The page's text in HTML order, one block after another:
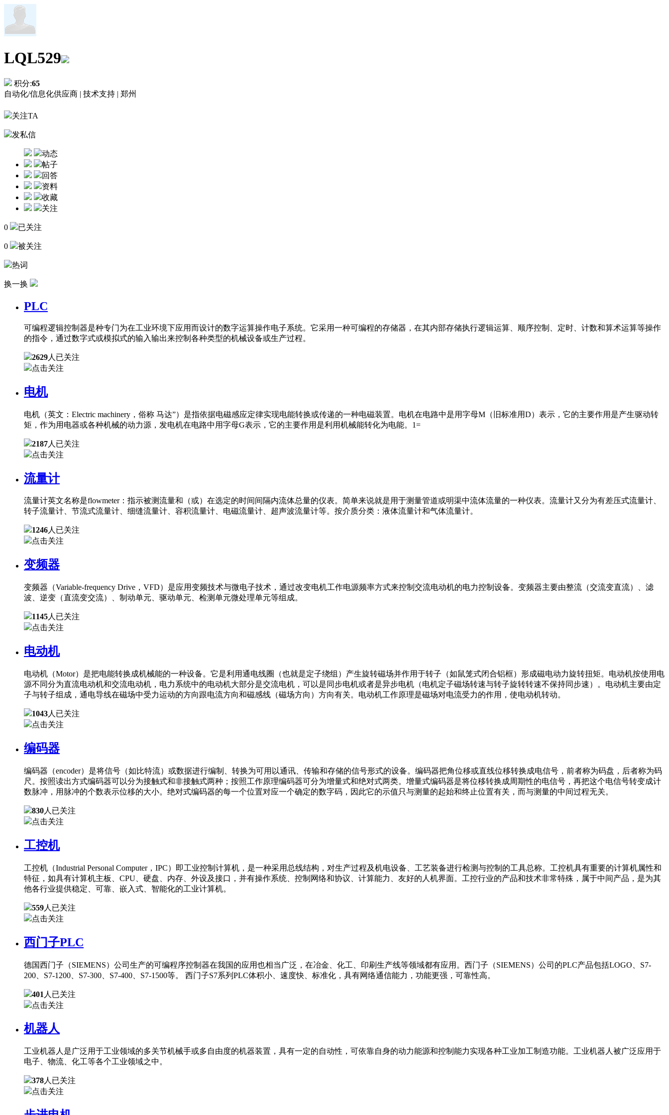
LQL529
积分:65
自动化/信息化供应商 | 技术支持 | 郑州
关注TA
发私信
动态
帖子
回答
资料
收藏
关注
0 已关注
0 被关注
热词
换一换
PLC
可编程逻辑控制器是种专门为在工业环境下应用而设计的数字运算操作电子系统。它采用一种可编程的存储器，在其内部存储执行逻辑运算、顺序控制、定时、计数和算术运算等操作
的指令，通过数字式或模拟式的输入输出来控制各种类型的机械设备或生产过程。
2629人已关注
点击关注
电机
电机（英文：Electric machinery，俗称 马达”）是指依据电磁感应定律实现电能转换或传递的一种电磁装置。电机在电路中是用字母M（旧标准用D）表示，它的主要作用是产生驱动转
矩，作为用电器或各种机械的动力源，发电机在电路中用字母G表示，它的主要作用是利用机械能转化为电能。1=
2187人已关注
点击关注
流量计
流量计英文名称是flowmeter：指示被测流量和（或）在选定的时间间隔内流体总量的仪表。简单来说就是用于测量管道或明渠中流体流量的一种仪表。流量计又分为有差压式流量计、
转子流量计、节流式流量计、细缝流量计、容积流量计、电磁流量计、超声波流量计等。按介质分类：液体流量计和气体流量计。
1246人已关注
点击关注
变频器
变频器（Variable-frequency Drive，VFD）是应用变频技术与微电子技术，通过改变电机工作电源频率方式来控制交流电动机的电力控制设备。变频器主要由整流（交流变直流）、滤
波、逆变（直流变交流）、制动单元、驱动单元、检测单元微处理单元等组成。
1145人已关注
点击关注
电动机
电动机（Motor）是把电能转换成机械能的一种设备。它是利用通电线圈（也就是定子绕组）产生旋转磁场并作用于转子（如鼠笼式闭合铝框）形成磁电动力旋转扭矩。电动机按使用电
源不同分为直流电动机和交流电动机，电力系统中的电动机大部分是交流电机，可以是同步电机或者是异步电机（电机定子磁场转速与转子旋转转速不保持同步速）。电动机主要由定
子与转子组成，通电导线在磁场中受力运动的方向跟电流方向和磁感线（磁场方向）方向有关。电动机工作原理是磁场对电流受力的作用，使电动机转动。
1043人已关注
点击关注
编码器
编码器（encoder）是将信号（如比特流）或数据进行编制、转换为可用以通讯、传输和存储的信号形式的设备。编码器把角位移或直线位移转换成电信号，前者称为码盘，后者称为码
尺。按照读出方式编码器可以分为接触式和非接触式两种；按照工作原理编码器可分为增量式和绝对式两类。增量式编码器是将位移转换成周期性的电信号，再把这个电信号转变成计
数脉冲，用脉冲的个数表示位移的大小。绝对式编码器的每一个位置对应一个确定的数字码，因此它的示值只与测量的起始和终止位置有关，而与测量的中间过程无关。
830人已关注
点击关注
工控机
工控机（Industrial Personal Computer，IPC）即工业控制计算机，是一种采用总线结构，对生产过程及机电设备、工艺装备进行检测与控制的工具总称。工控机具有重要的计算机属性和
特征，如具有计算机主板、CPU、硬盘、内存、外设及接口，并有操作系统、控制网络和协议、计算能力、友好的人机界面。工控行业的产品和技术非常特殊，属于中间产品，是为其
他各行业提供稳定、可靠、嵌入式、智能化的工业计算机。
559人已关注
点击关注
西门子PLC
德国西门子（SIEMENS）公司生产的可编程序控制器在我国的应用也相当广泛，在冶金、化工、印刷生产线等领域都有应用。西门子（SIEMENS）公司的PLC产品包括LOGO、S7-
200、S7-1200、S7-300、S7-400、S7-1500等。 西门子S7系列PLC体积小、速度快、标准化，具有网络通信能力，功能更强，可靠性高。
401 人已关注
点击关注
机器人
工业机器人是广泛用于工业领域的多关节机械手或多自由度的机器装置，具有一定的自动性，可依靠自身的动力能源和控制能力实现各种工业加工制造功能。工业机器人被广泛应用于
电子、物流、化工等各个工业领域之中。
378人已关注
点击关注